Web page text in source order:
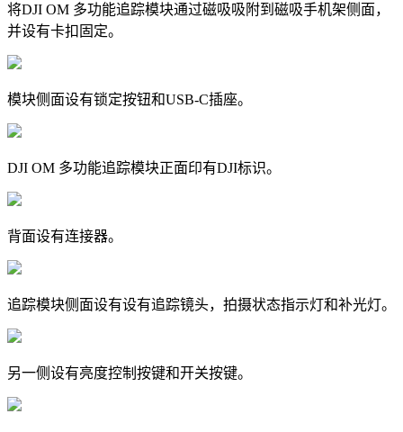
将DJI OM 多功能追踪模块通过磁吸吸附到磁吸手机架侧面，
并设有卡扣固定。
模块侧面设有锁定按钮和USB-C插座。
DJI OM 多功能追踪模块正面印有DJI标识。
背面设有连接器。
追踪模块侧面设有设有追踪镜头，拍摄状态指示灯和补光灯。
另一侧设有亮度控制按键和开关按键。